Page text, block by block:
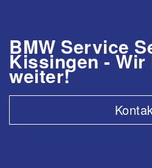
BMW Service
Kissingen - Wir
weiter!